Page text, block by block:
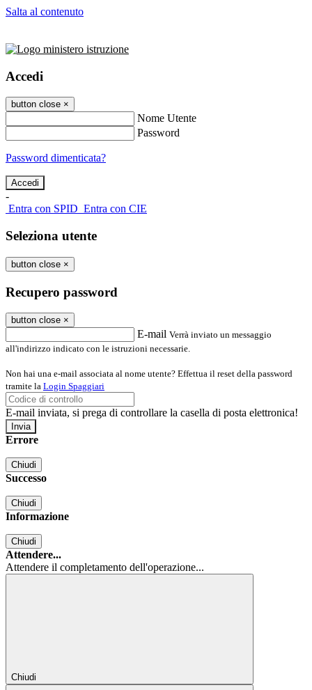
Salta al contenuto
Accedi
button close ×
Nome Utente
Password
Password dimenticata?
-
Entra con SPID Entra con CIE
Seleziona utente
button close ×
Recupero password
button close ×
E-mail Verrà inviato un messaggio
all'indirizzo indicato con le istruzioni necessarie.
Non hai una e-mail associata al nome utente? Effettua il reset della password
tramite la Login Spaggiari
E-mail inviata, si prega di controllare la casella di posta elettronica!
Errore
Chiudi
Successo
Chiudi
Informazione
Chiudi
Attendere...
Attendere il completamento dell'operazione...
Chiudi